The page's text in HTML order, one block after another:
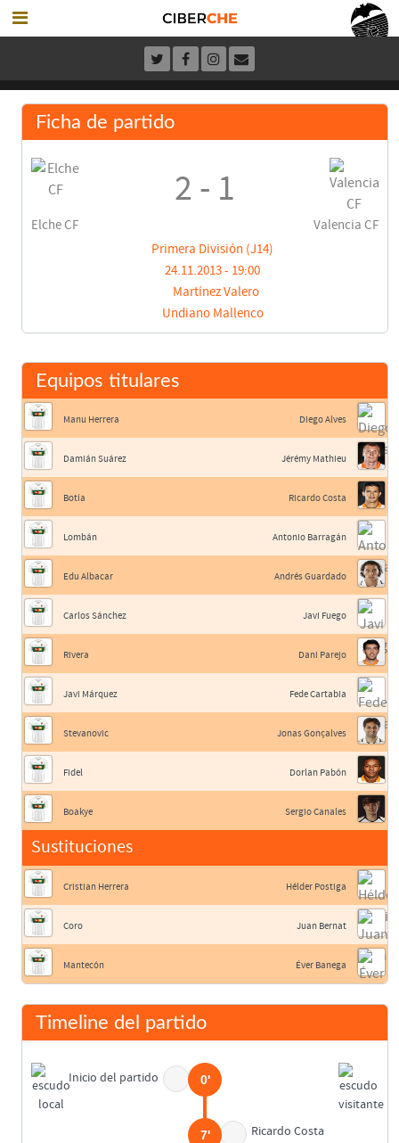
Ficha de partido
Elche CF
2 - 1
Valencia CF
Primera División (J14)
24.11.2013 - 19:00
Martínez Valero
Undiano Mallenco
Equipos titulares
Manu Herrera
Damián Suárez
Botía
Lombán
Edu Albacar
Carlos Sánchez
Rivera
Javi Márquez
Stevanovic
Fidel
Boakye
Sustituciones
Cristian Herrera
Coro
Mantecón
Diego Alves
Jérémy Mathieu
Ricardo Costa
Antonio Barragán
Andrés Guardado
Javi Fuego
Dani Parejo
Fede Cartabia
Jonas Gonçalves
Dorlan Pabón
Sergio Canales
Hélder Postiga
Juan Bernat
Éver Banega
Timeline del partido
Inicio del partido 0'
Ricardo Costa
7'